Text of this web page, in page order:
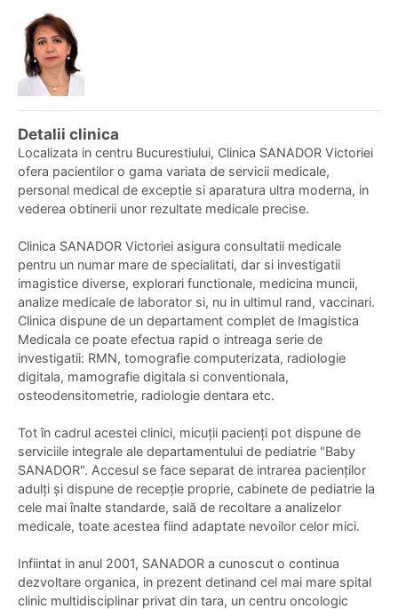
Detalii clinica
Localizata in centru Bucurestiului, Clinica SANADOR Victoriei
ofera pacientilor o gama variata de servicii medicale,
personal medical de exceptie si aparatura ultra moderna, in
vederea obtinerii unor rezultate medicale precise.
Clinica SANADOR Victoriei asigura consultatii medicale
pentru un numar mare de specialitati, dar si investigatii
imagistice diverse, explorari functionale, medicina muncii,
analize medicale de laborator si, nu in ultimul rand, vaccinari.
Clinica dispune de un departament complet de Imagistica
Medicala ce poate efectua rapid o intreaga serie de
investigatii: RMN, tomografie computerizata, radiologie
digitala, mamografie digitala si conventionala,
osteodensitometrie, radiologie dentara etc.
Tot în cadrul acestei clinici, micuții pacienți pot dispune de
serviciile integrale ale departamentului de pediatrie "Baby
SANADOR". Accesul se face separat de intrarea pacienților
adulți și dispune de recepție proprie, cabinete de pediatrie la
cele mai înalte standarde, sală de recoltare a analizelor
medicale, toate acestea fiind adaptate nevoilor celor mici.
Infiintat in anul 2001, SANADOR a cunoscut o continua
dezvoltare organica, in prezent detinand cel mai mare spital
clinic multidisciplinar privat din tara, un centru oncologic